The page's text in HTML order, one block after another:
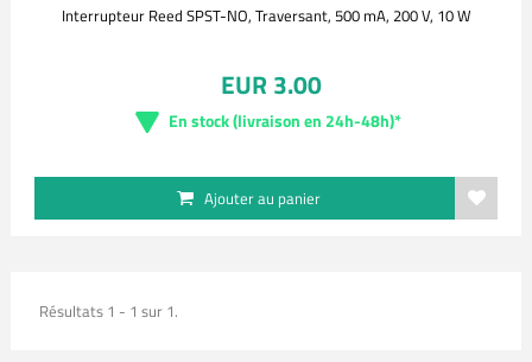
Interrupteur Reed SPST-NO, Traversant, 500 mA, 200 V, 10 W
EUR 3.00
En stock (livraison en 24h-48h)*
Ajouter au panier
Résultats 1 - 1 sur 1.